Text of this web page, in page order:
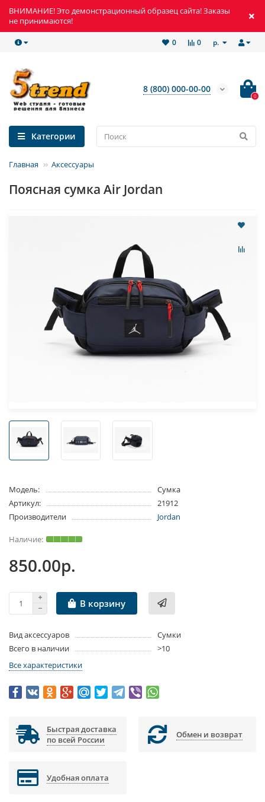
ВНИМАНИЕ! Это демонстрационный образец сайта! Заказы
не принимаются!
р.
0
0
8 (800) 000-00-00
0
Категории
Главная Аксессуары
Поясная сумка Air Jordan
Модель:
Сумка
Артикул:
21912
Производители
Jordan
850.00р.
В корзину
Вид аксессуаров
Сумки
Всего в наличии
>10
Все характеристики
Быстрая доставка
по всей России
Обмен и возврат
Удобная оплата